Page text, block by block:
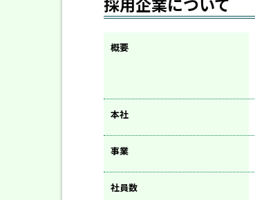
概要
本社
事業
社員数